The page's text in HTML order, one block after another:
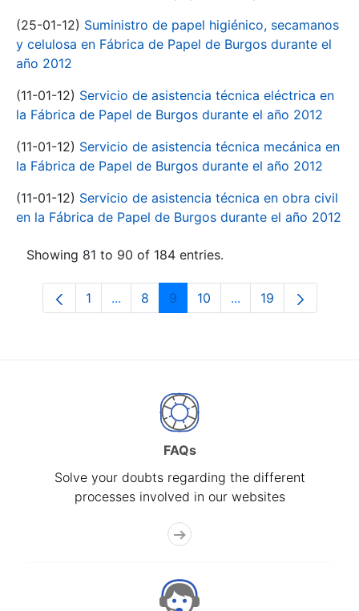
(25-01-12) Suministro de papel higiénico, secamanos
y celulosa en Fábrica de Papel de Burgos durante el
año 2012
(11-01-12) Servicio de asistencia técnica eléctrica en
la Fábrica de Papel de Burgos durante el año 2012
(11-01-12) Servicio de asistencia técnica mecánica en
la Fábrica de Papel de Burgos durante el año 2012
(11-01-12) Servicio de asistencia técnica en obra civil
en la Fábrica de Papel de Burgos durante el año 2012
Showing 81 to 90 of 184 entries.
Page
1 ...Intermediate Pages Use TAB to
Page
8 Page
9 Page
10 ...Intermediate Pages
Page
19
FAQs
Solve your doubts regarding the different
processes involved in our websites